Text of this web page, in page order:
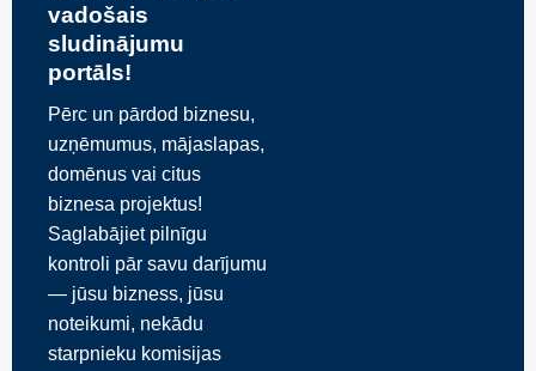
vadošais
sludinājumu
portāls!
Pērc un pārdod biznesu,
uzņēmumus, mājaslapas,
domēnus vai citus
biznesa projektus!
Saglabājiet pilnīgu
kontroli pār savu darījumu
— jūsu bizness, jūsu
noteikumi, nekādu
starpnieku komisijas